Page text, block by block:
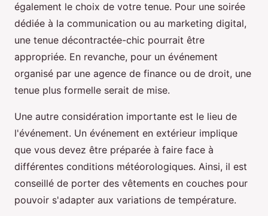
également le choix de votre tenue. Pour une soirée
dédiée à la communication ou au marketing digital,
une tenue décontractée-chic pourrait être
appropriée. En revanche, pour un événement
organisé par une agence de finance ou de droit, une
tenue plus formelle serait de mise.
Une autre considération importante est le lieu de
l'événement. Un événement en extérieur implique
que vous devez être préparée à faire face à
différentes conditions météorologiques. Ainsi, il est
conseillé de porter des vêtements en couches pour
pouvoir s'adapter aux variations de température.